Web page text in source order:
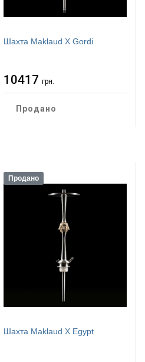
Шахта Maklaud X Gordi
10417 грн.
Продано
Продано
Шахта Maklaud X Egypt